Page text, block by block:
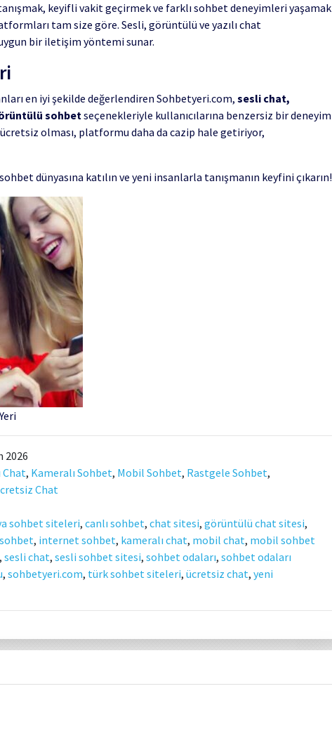
keyifli vakit geçirmek ve farklı sohbet deneyimleri yaşamak
tam size göre. Sesli, görüntülü ve yazılı chat
bir iletişim yöntemi sunar.
en iyi şekilde değerlendiren Sohbetyeri.com, sesli chat,
sohbetseçenekleriyle kullanıcılarına benzersiz bir deneyim
olması, platformu daha da cazip hale getiriyor,
dünyasına katılın ve yeni insanlarla tanışmanın keyfini çıkarın!
2026
Chat, Kameralı Sohbet, Mobil Sohbet, Rastgele Sohbet,
Chat
sohbet siteleri, canlı sohbet, chat sitesi, görüntülü chat sitesi,
, internet sohbet, kameralı chat, mobil chat, mobil sohbet
, sesli chat, sesli sohbet sitesi, sohbet odaları, sohbet odaları
, sohbetyeri.com, türk sohbet siteleri, ücretsiz chat, yeni